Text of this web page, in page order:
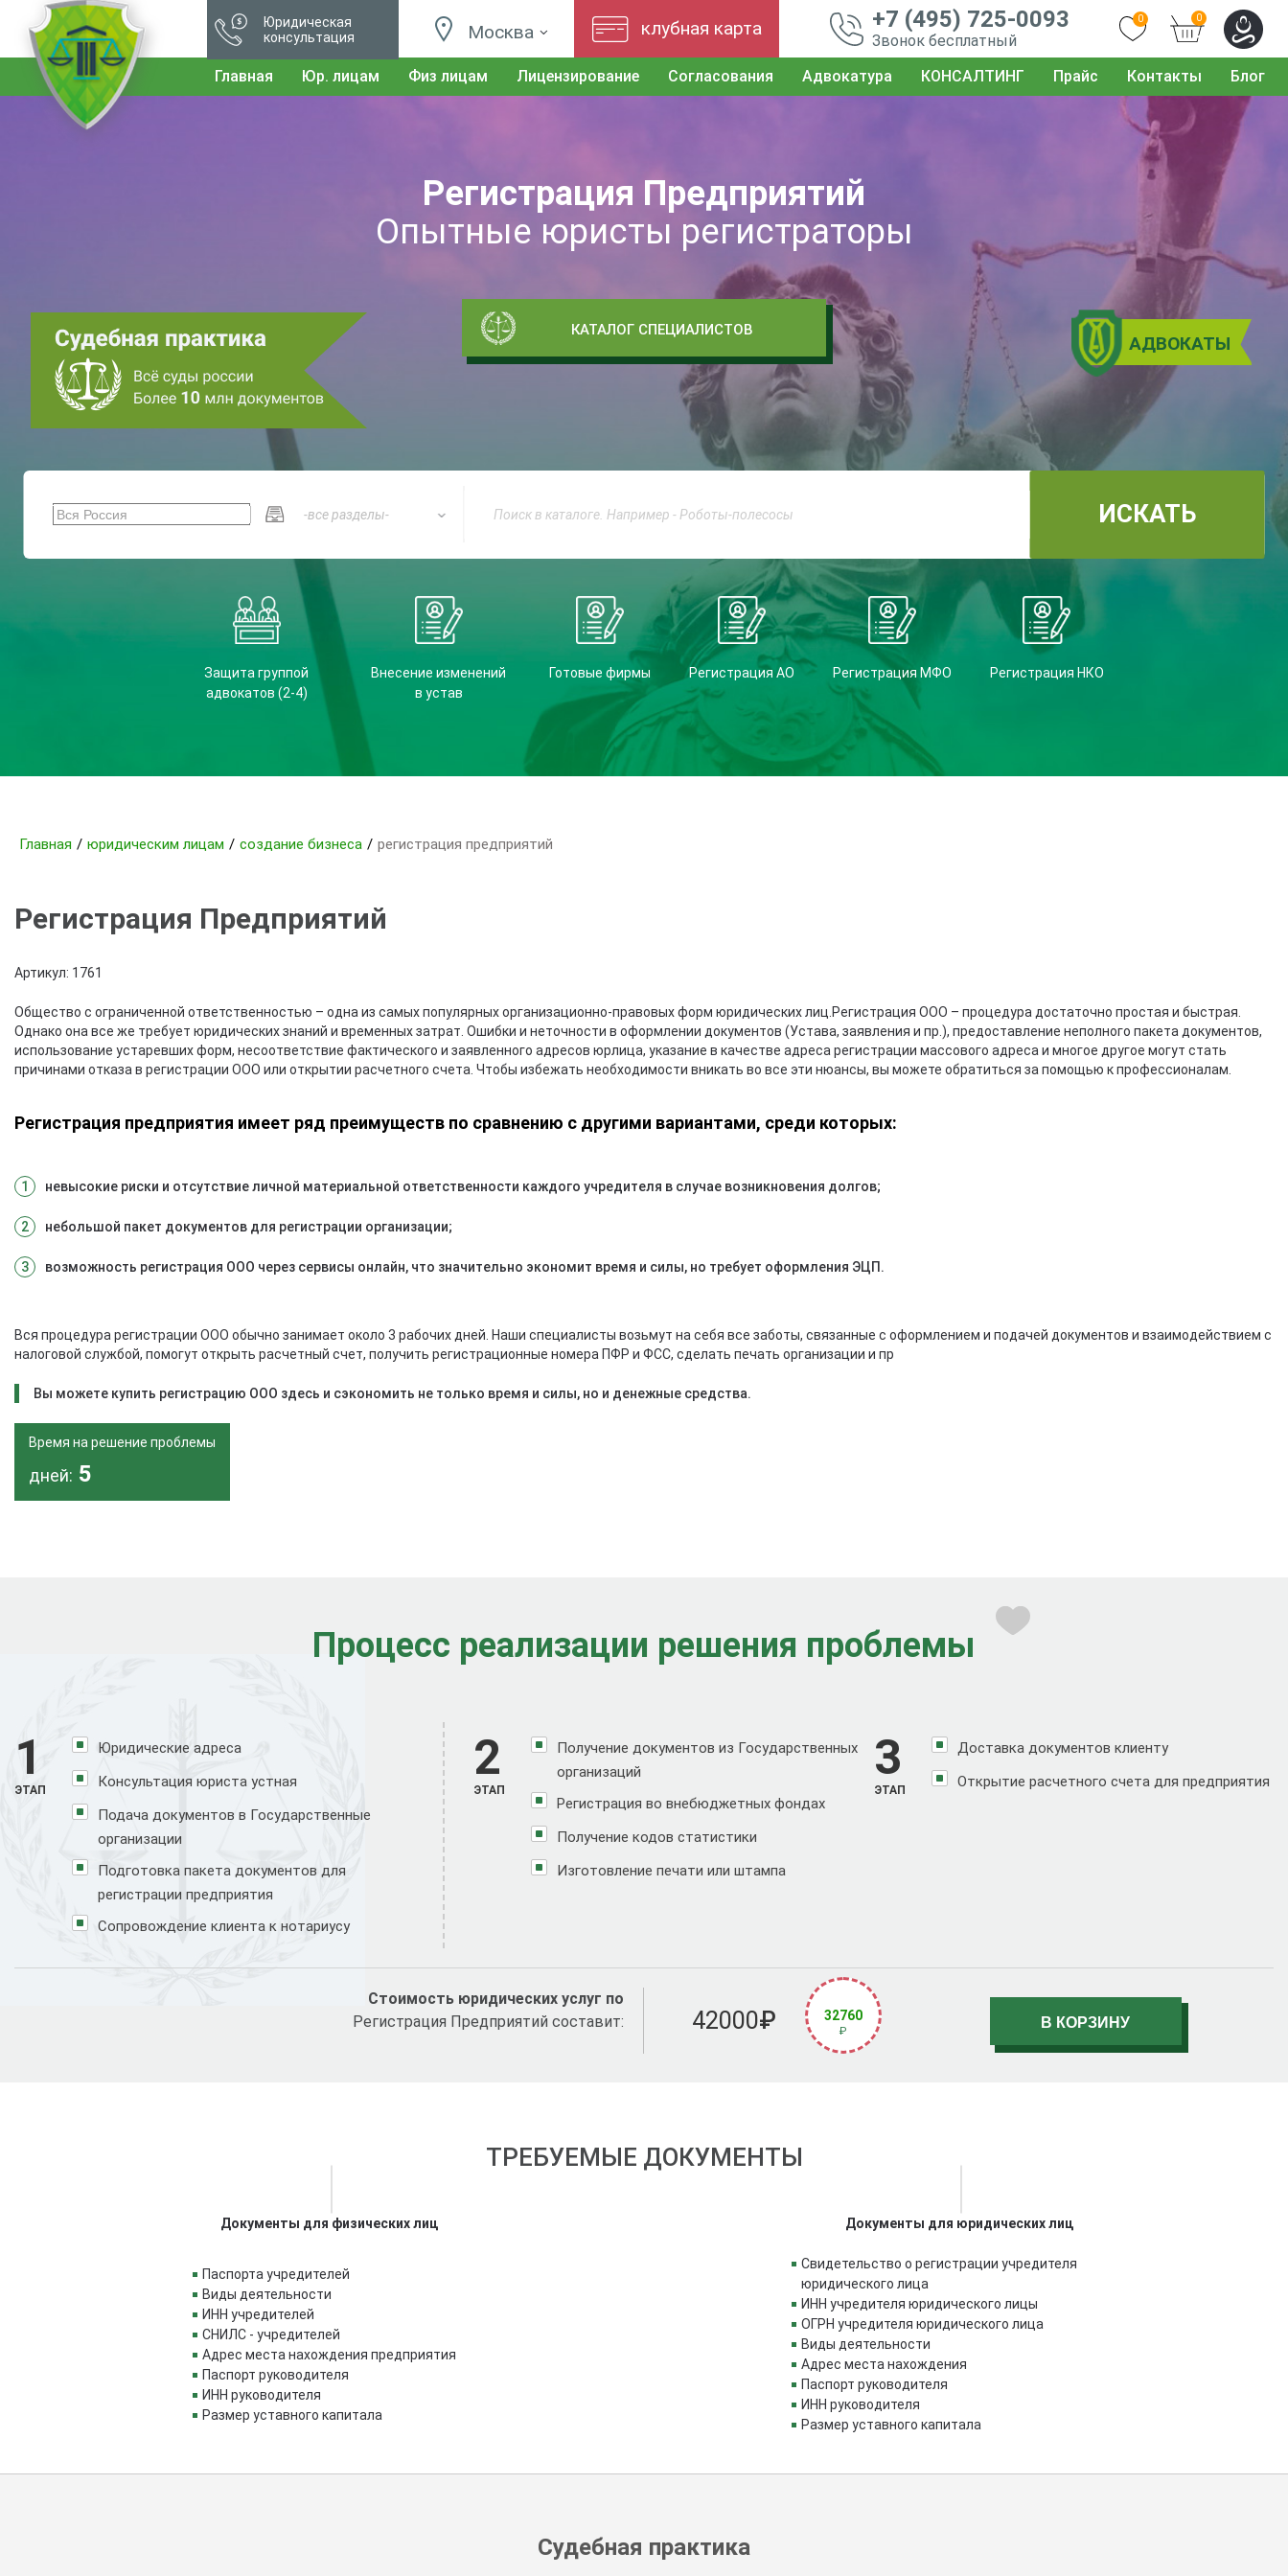
Юридическая
консультация
Москва клубная карта +7 (495) 725-0093
Звонок бесплатный
0 0
Главная Юр. лицам Физ лицам Лицензирование Согласования Адвокатура КОНСАЛТИНГ Прайс Контакты Блог
ИСКАТЬ
АДВОКАТЫ
Регистрация Предприятий
Опытные юристы регистраторы
КАТАЛОГ СПЕЦИАЛИСТОВ
Защита группой
адвокатов (2-4)
Внесение изменений
в устав
Готовые фирмы Регистрация АО Регистрация МФО Регистрация НКО
Главная / юридическим лицам / создание бизнеса / регистрация предприятий
Регистрация Предприятий
Артикул: 1761
Общество с ограниченной ответственностью – одна из самых популярных организационно-правовых форм юридических лиц.Регистрация ООО – процедура достаточно простая и быстрая.
Однако она все же требует юридических знаний и временных затрат. Ошибки и неточности в оформлении документов (Устава, заявления и пр.), предоставление неполного пакета документов,
использование устаревших форм, несоответствие фактического и заявленного адресов юрлица, указание в качестве адреса регистрации массового адреса и многое другое могут стать
причинами отказа в регистрации ООО или открытии расчетного счета. Чтобы избежать необходимости вникать во все эти нюансы, вы можете обратиться за помощью к профессионалам.
Регистрация предприятия имеет ряд преимуществ по сравнению с другими вариантами, среди которых:
невысокие риски и отсутствие личной материальной ответственности каждого учредителя в случае возникновения долгов;
небольшой пакет документов для регистрации организации;
возможность регистрация ООО через сервисы онлайн, что значительно экономит время и силы, но требует оформления ЭЦП.
Вся процедура регистрации ООО обычно занимает около 3 рабочих дней. Наши специалисты возьмут на себя все заботы, связанные с оформлением и подачей документов и взаимодействием с
налоговой службой, помогут открыть расчетный счет, получить регистрационные номера ПФР и ФСС, сделать печать организации и пр
Вы можете купить регистрацию ООО здесь и сэкономить не только время и силы, но и денежные средства.
Время на решение проблемы
дней: 5
Процесс реализации решения проблемы
1
ЭТАП
Юридические адреса
Консультация юриста устная
Подача документов в Государственные
организации
Подготовка пакета документов для
регистрации предприятия
Сопровождение клиента к нотариусу
2
ЭТАП
Получение документов из Государственных
организаций
Регистрация во внебюджетных фондах
Получение кодов статистики
Изготовление печати или штампа
3
ЭТАП
Доставка документов клиенту
Открытие расчетного счета для предприятия
Стоимость юридических услуг по
Регистрация Предприятий составит:
42000₽ 32760
₽
ТРЕБУЕМЫЕ ДОКУМЕНТЫ
Документы для физических лиц
Паспорта учредителей
Виды деятельности
ИНН учредителей
СНИЛС - учредителей
Адрес места нахождения предприятия
Паспорт руководителя
ИНН руководителя
Размер уставного капитала
Документы для юридических лиц
Свидетельство о регистрации учредителя
юридического лица
ИНН учредителя юридического лицы
ОГРН учредителя юридического лица
Виды деятельности
Адрес места нахождения
Паспорт руководителя
ИНН руководителя
Размер уставного капитала
Судебная практика